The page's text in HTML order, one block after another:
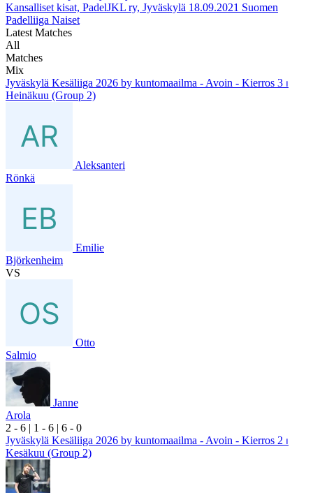
Kansalliset kisat, PadelJKL ry, Jyväskylä 18.09.2021 Suomen
Padelliiga Naiset
Latest Matches
All
Matches
Mix
Jyväskylä Kesäliiga 2026 by kuntomaailma - Avoin - Kierros 3 ⏐
Heinäkuu (Group 2)
Aleksanteri
Rönkä
Emilie
Björkenheim
VS
Otto
Salmio
Janne
Arola
2 - 6 | 1 - 6 | 6 - 0
Jyväskylä Kesäliiga 2026 by kuntomaailma - Avoin - Kierros 2 ⏐
Kesäkuu (Group 2)